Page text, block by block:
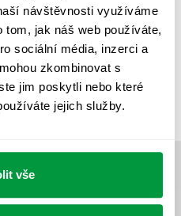
návštěvnosti využíváme
tom, jak náš web používáte,
sociální média, inzerci a
zkombinovat s
jim poskytli nebo které
jejich služby.
vše
ZASTÍNĚNÍ